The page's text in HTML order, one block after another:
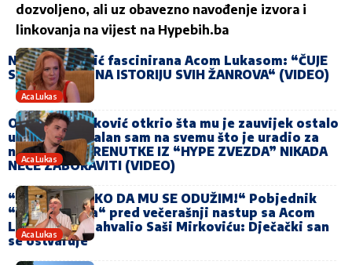
dozvoljeno, ali uz obavezno navođenje izvora i
linkovanja na vijest na Hypebih.ba
Aca Lukas
Nevena Nikolić fascinirana Acom Lukasom: “ČUJE
SVAKI TON I ZNA ISTORIJU SVIH ŽANROVA“ (VIDEO)
Aca Lukas
Ognjen Stojaković otkrio šta mu je zauvijek ostalo
u srcu: “Zahvalan sam na svemu što je uradio za
nas…” OVE TRENUTKE IZ “HYPE ZVEZDA” NIKADA
NEĆE ZABORAVITI (VIDEO)
Aca Lukas
“NE ZNAM KAKO DA MU SE ODUŽIM!“ Pobjednik
“Hype Zvezda“ pred večerašnji nastup sa Acom
Lukasom se zahvalio Saši Mirkoviću: Dječački san
se ostvaruje